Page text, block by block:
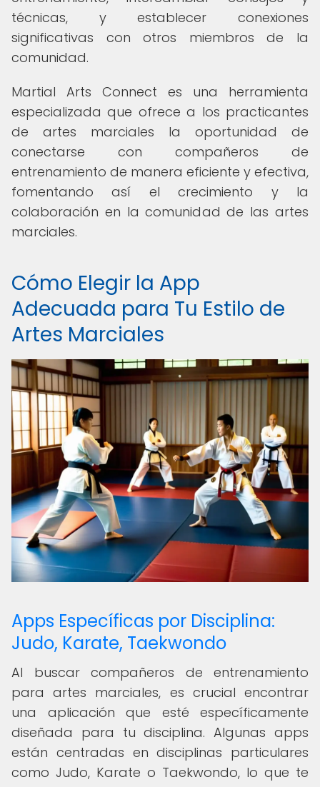
técnicas, y establecer conexiones
significativas con otros miembros de la
comunidad.
Martial Arts Connect es una herramienta
especializada que ofrece a los practicantes
de artes marciales la oportunidad de
conectarse con compañeros de
entrenamiento de manera eficiente y efectiva,
fomentando así el crecimiento y la
colaboración en la comunidad de las artes
marciales.
Cómo Elegir la App
Adecuada para Tu Estilo de
Artes Marciales
Apps Específicas por Disciplina:
Judo, Karate, Taekwondo
Al buscar compañeros de entrenamiento
para artes marciales, es crucial encontrar
una aplicación que esté específicamente
diseñada para tu disciplina. Algunas apps
están centradas en disciplinas particulares
como Judo, Karate o Taekwondo, lo que te